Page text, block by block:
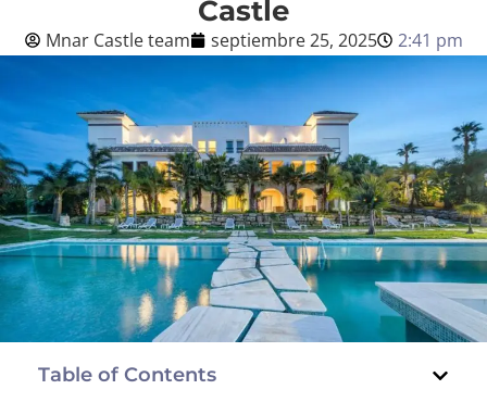
Blog
Español
BOOK NOW
Castle
Mnar Castle team septiembre 25, 2025 2:41 pm
Table of Contents